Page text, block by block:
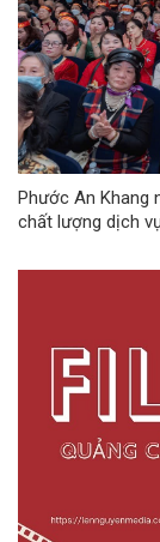
Phước An Khang
chất lượng dịch